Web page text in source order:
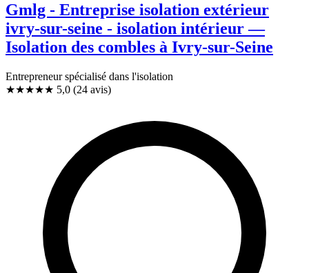
Gmlg - Entreprise isolation extérieur
ivry-sur-seine - isolation intérieur —
Isolation des combles à Ivry-sur-Seine
Entrepreneur spécialisé dans l'isolation
★★★★★ 5,0 (24 avis)